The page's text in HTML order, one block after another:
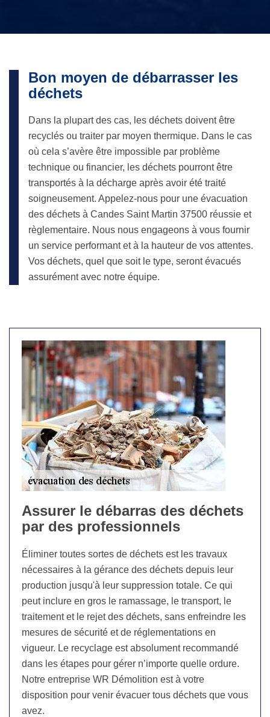
Bon moyen de débarrasser les
déchets
Dans la plupart des cas, les déchets doivent être
recyclés ou traiter par moyen thermique. Dans le cas
où cela s’avère être impossible par problème
technique ou financier, les déchets pourront être
transportés à la décharge après avoir été traité
soigneusement. Appelez-nous pour une évacuation
des déchets à Candes Saint Martin 37500 réussie et
règlementaire. Nous nous engageons à vous fournir
un service performant et à la hauteur de vos attentes.
Vos déchets, quel que soit le type, seront évacués
assurément avec notre équipe.
Assurer le débarras des déchets
par des professionnels
Éliminer toutes sortes de déchets est les travaux
nécessaires à la gérance des déchets depuis leur
production jusqu'à leur suppression totale. Ce qui
peut inclure en gros le ramassage, le transport, le
traitement et le rejet des déchets, sans enfreindre les
mesures de sécurité et de réglementations en
vigueur. Le recyclage est absolument recommandé
dans les étapes pour gérer n’importe quelle ordure.
Notre entreprise WR Démolition est à votre
disposition pour venir évacuer tous déchets que vous
avez.